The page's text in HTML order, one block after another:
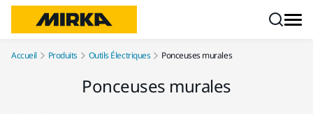
Accueil Produits Outils Électriques Ponceuses murales
Ponceuses murales